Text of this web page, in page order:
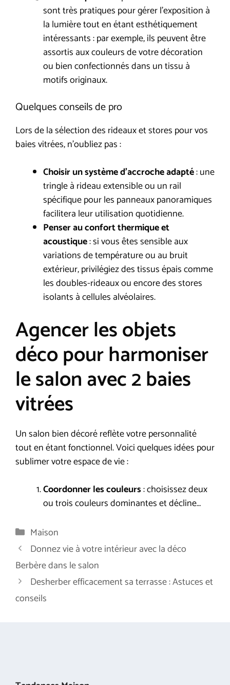
sont très pratiques pour gérer l’exposition à
la lumière tout en étant esthétiquement
intéressants : par exemple, ils peuvent être
assortis aux couleurs de votre décoration
ou bien confectionnés dans un tissu à
motifs originaux.
Quelques conseils de pro
Lors de la sélection des rideaux et stores pour vos
baies vitrées, n’oubliez pas :
Choisir un système d’accroche adapté: une
tringle à rideau extensible ou un rail
spécifique pour les panneaux panoramiques
facilitera leur utilisation quotidienne.
Penser au confort thermique et
acoustique: si vous êtes sensible aux
variations de température ou au bruit
extérieur, privilégiez des tissus épais comme
les doubles-rideaux ou encore des stores
isolants à cellules alvéolaires.
Agencer les objets
déco pour harmoniser
le salon avec 2 baies
vitrées
Un salon bien décoré reflète votre personnalité
tout en étant fonctionnel. Voici quelques idées pour
sublimer votre espace de vie :
Coordonner les couleurs: choisissez deux
ou trois couleurs dominantes et décline…
Catégories
Maison
Donnez vie à votre intérieur avec la déco
Berbère dans le salon
Desherber efficacement sa terrasse : Astuces et
conseils